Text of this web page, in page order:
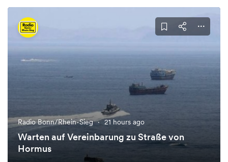
Radio Bonn/Rhein-Sieg · 21 hours ago
Warten auf Vereinbarung zu Straße von
Hormus